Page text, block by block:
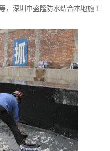
，深圳中盛隆防水结合本地施工